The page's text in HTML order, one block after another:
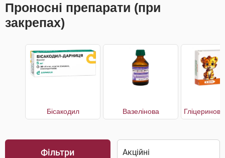
Проносні препарати (при
закрепах)
Бісакодил Вазелінова
Фільтри